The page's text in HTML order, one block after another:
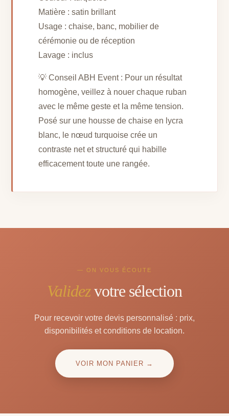
Matière : satin brillant
Usage : chaise, banc, mobilier de
cérémonie ou de réception
Lavage : inclus
💡 Conseil ABH Event : Pour un résultat
homogène, veillez à nouer chaque ruban
avec le même geste et la même tension.
Posé sur une housse de chaise en lycra
blanc, le nœud turquoise crée un
contraste net et structuré qui habille
efficacement toute une rangée.
— ON VOUS ÉCOUTE
Validezvotre sélection
Pour recevoir votre devis personnalisé : prix,
disponibilités et conditions de location.
VOIR MON PANIER →